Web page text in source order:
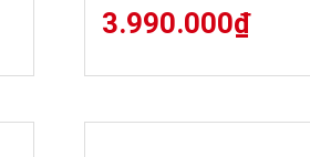
3.990.000₫